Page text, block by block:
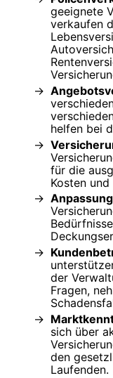
geeignete
verkaufen
helfen bei
für die
Kosten
der
Fragen,
sich über
den
Laufenden.